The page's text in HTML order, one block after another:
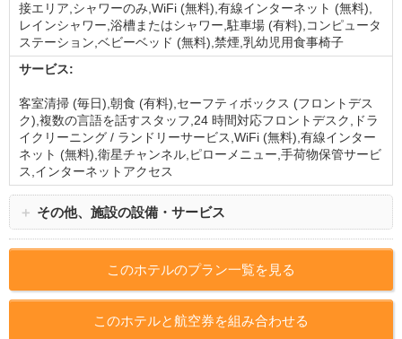
接エリア,シャワーのみ,WiFi (無料),有線インターネット (無料),
レインシャワー,浴槽またはシャワー,駐車場 (有料),コンピュータ
ステーション,ベビーベッド (無料),禁煙,乳幼児用食事椅子
サービス:
客室清掃 (毎日),朝食 (有料),セーフティボックス (フロントデス
ク),複数の言語を話すスタッフ,24 時間対応フロントデスク,ドラ
イクリーニング / ランドリーサービス,WiFi (無料),有線インター
ネット (無料),衛星チャンネル,ピローメニュー,手荷物保管サービ
ス,インターネットアクセス
＋ その他、施設の設備・サービス
このホテルのプラン一覧を見る
このホテルと航空券を組み合わせる